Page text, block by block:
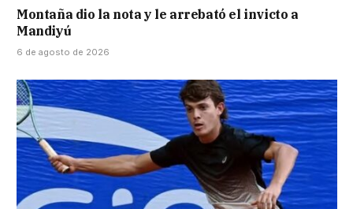
Montaña dio la nota y le arrebató el invicto a
Mandiyú
6 de agosto de 2026